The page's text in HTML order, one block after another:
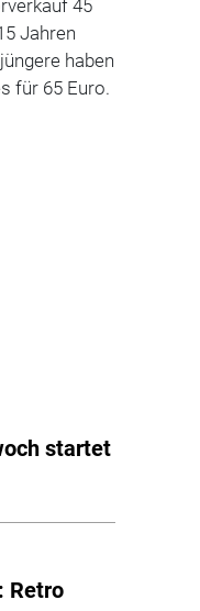
45
Jahren
haben
für 65 Euro.
startet
Retro